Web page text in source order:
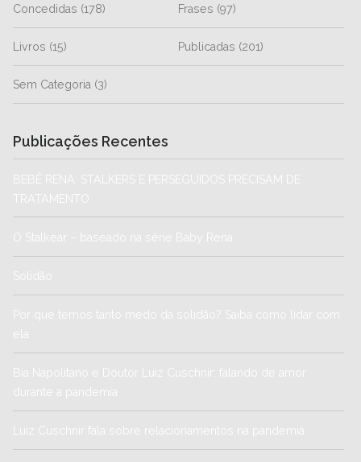
Concedidas (178) Frases (97)
Livros (15) Publicadas (201)
Sem Categoria (3)
Publicações Recentes
BEBÊ RENA: STALKERS E PERSEGUIDOS PRECISAM DE
TRATAMENTO
O Stalkear – baseado na série Baby Rena
Solidão
Por que temos tanto medo da solidão? Saiba como lidar com
ela
Bia Napolitano e Doutor Luiz Cuschnir: falando de amor
durante a pandemia
Luiz Cuschnir fala sobre relacionamentos na pandemia